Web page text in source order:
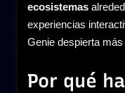
ecosistemas
experiencias
Genie despierta
Por qué